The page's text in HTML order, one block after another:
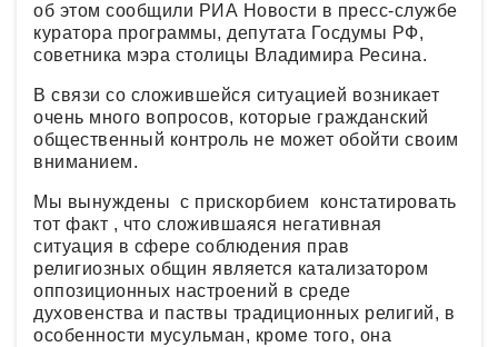
об этом сообщили РИА Новости в пресс-службе
куратора программы, депутата Госдумы РФ,
советника мэра столицы Владимира Ресина.
В связи со сложившейся ситуацией возникает
очень много вопросов, которые гражданский
общественный контроль не может обойти своим
вниманием.
Мы вынуждены с прискорбием констатировать
тот факт , что сложившаяся негативная
ситуация в сфере соблюдения прав
религиозных общин является катализатором
оппозиционных настроений в среде
духовенства и паствы традиционных религий, в
особенности мусульман, кроме того, она